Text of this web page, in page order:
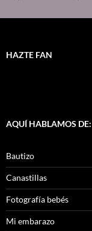
HAZTE FAN
AQUÍ HABLAMOS DE:
Bautizo
Canastillas
Fotografía bebés
Mi embarazo